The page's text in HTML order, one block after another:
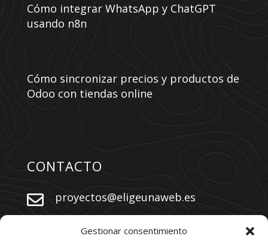
Gestionar consentimiento
Cómo integrar WhatsApp y ChatGPT
usando n8n
Cómo sincronizar precios y productos de
Odoo con tiendas online
CONTACTO
 proyectos@eligeunaweb.es